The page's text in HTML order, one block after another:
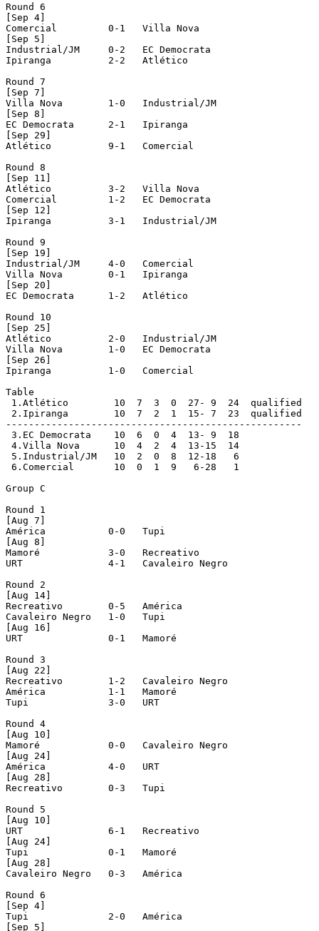
Round 6
[Sep 4]
Comercial         0-1   Villa Nova
[Sep 5]
Industrial/JM     0-2   EC Democrata
Ipiranga          2-2   Atlético
Round 7
[Sep 7]
Villa Nova        1-0   Industrial/JM
[Sep 8]
EC Democrata      2-1   Ipiranga
[Sep 29]
Atlético          9-1   Comercial
Round 8
[Sep 11]
Atlético          3-2   Villa Nova
Comercial         1-2   EC Democrata
[Sep 12]
Ipiranga          3-1   Industrial/JM
Round 9
[Sep 19]
Industrial/JM     4-0   Comercial
Villa Nova        0-1   Ipiranga
[Sep 20]
EC Democrata      1-2   Atlético
Round 10
[Sep 25]
Atlético          2-0   Industrial/JM
Villa Nova        1-0   EC Democrata
[Sep 26]
Ipiranga          1-0   Comercial
Table
1.Atlético        10  7  3  0  27- 9  24  qualified
2.Ipiranga        10  7  2  1  15- 7  23  qualified
----------------------------------------------------
3.EC Democrata    10  6  0  4  13- 9  18
4.Villa Nova      10  4  2  4  13-15  14
5.Industrial/JM   10  2  0  8  12-18   6
6.Comercial       10  0  1  9   6-28   1
Group C
Round 1
[Aug 7]
América           0-0   Tupi
[Aug 8]
Mamoré            3-0   Recreativo
URT               4-1   Cavaleiro Negro
Round 2
[Aug 14]
Recreativo        0-5   América
Cavaleiro Negro   1-0   Tupi
[Aug 16]
URT               0-1   Mamoré
Round 3
[Aug 22]
Recreativo        1-2   Cavaleiro Negro
América           1-1   Mamoré
Tupi              3-0   URT
Round 4
[Aug 10]
Mamoré            0-0   Cavaleiro Negro
[Aug 24]
América           4-0   URT
[Aug 28]
Recreativo        0-3   Tupi
Round 5
[Aug 10]
URT               6-1   Recreativo
[Aug 24]
Tupi              0-1   Mamoré
[Aug 28]
Cavaleiro Negro   0-3   América
Round 6
[Sep 4]
Tupi              2-0   América
[Sep 5]